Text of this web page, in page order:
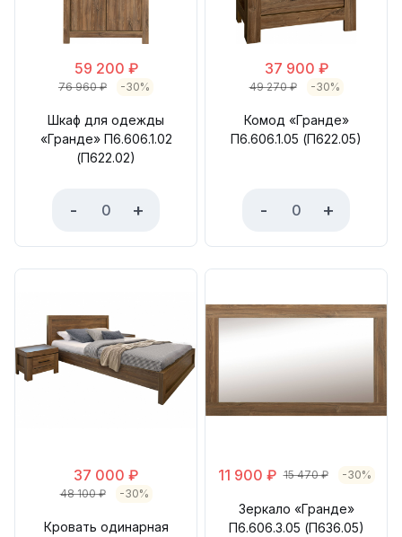
59 200 ₽
76 960₽ -30%
Шкаф для одежды
«Гранде» П6.606.1.02
(П622.02)
- +
37 900 ₽
49 270₽ -30%
Комод «Гранде»
П6.606.1.05 (П622.05)
- +
37 000 ₽
48 100₽ -30%
Кровать одинарная
11 900 ₽ 15 470₽ -30%
Зеркало «Гранде»
П6.606.3.05 (П636.05)